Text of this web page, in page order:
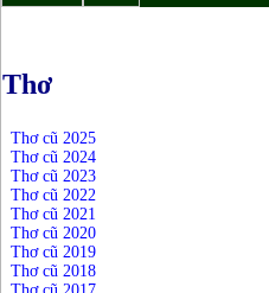
Thơ
Thơ cũ 2025
Thơ cũ 2024
Thơ cũ 2023
Thơ cũ 2022
Thơ cũ 2021
Thơ cũ 2020
Thơ cũ 2019
Thơ cũ 2018